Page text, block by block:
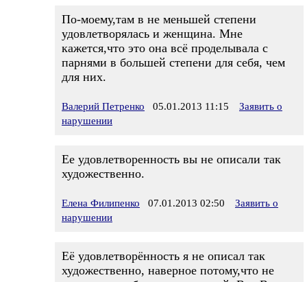
По-моему,там в не меньшей степени
удовлетворялась и женщина. Мне
кажется,что это она всё проделывала с
парнями в большей степени для себя, чем
для них.
Валерий Петренко 05.01.2013 11:15
Заявить о
нарушении
Ее удовлетворенность вы не описали так
художественно.
Елена Филипенко 07.01.2013 02:50
Заявить о
нарушении
Её удовлетворённость я не описал так
художественно, наверное потому,что не